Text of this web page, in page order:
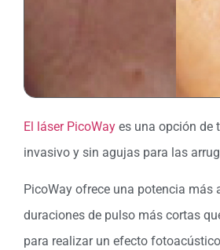
El láser PicoWay es una opción de
invasivo y sin agujas para las
PicoWay ofrece una potencia más
duraciones de pulso más cortas
para realizar un efecto